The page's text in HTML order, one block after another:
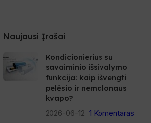
Naujausi Įrašai
Kondicionierius su
savaiminio išsivalymo
funkcija: kaip išvengti
pelėsio ir nemalonaus
kvapo?
2026-06-12 1 Komentaras